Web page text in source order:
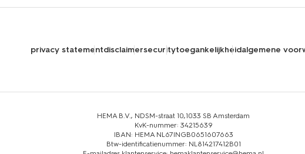
privacy statementdisclaimersecuritytoegankelijkheidalgemene
HEMA B.V., NDSM-straat 10,1033 SB Amsterdam
KvK-nummer: 34215639
IBAN: HEMA NL67INGB0651607663
Btw-identificatienummer: NL814217412B01